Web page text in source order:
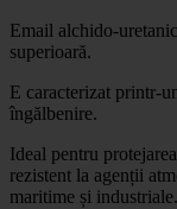
Email alchido-
superioară.
E caracterizat printr-
îngălbenire.
Ideal pentru
rezistent la agenții
maritime și industriale.